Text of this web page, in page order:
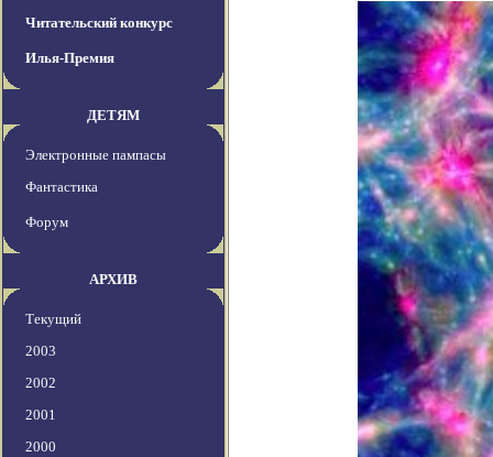
Читательский конкурс
Илья-Премия
ДЕТЯМ
Электронные пампасы
Фантастика
Форум
АРХИВ
Текущий
2003
2002
2001
2000